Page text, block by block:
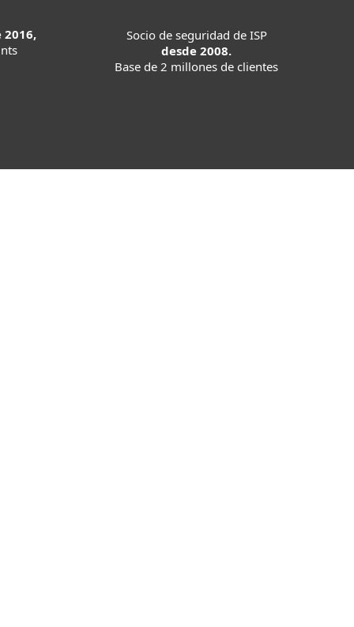
2016,
Socio de seguridad de ISP
desde 2008.
Base de 2 millones de clientes